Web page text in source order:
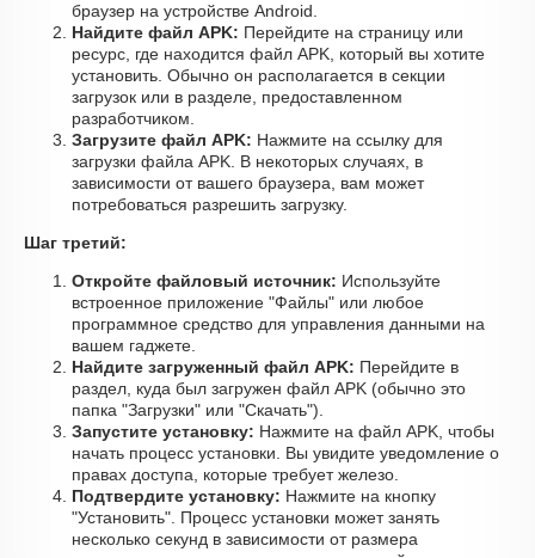
браузер на устройстве Android.
Найдите файл APK: Перейдите на страницу или
ресурс, где находится файл APK, который вы хотите
установить. Обычно он располагается в секции
загрузок или в разделе, предоставленном
разработчиком.
Загрузите файл APK: Нажмите на ссылку для
загрузки файла APK. В некоторых случаях, в
зависимости от вашего браузера, вам может
потребоваться разрешить загрузку.
Шаг третий:
Откройте файловый источник: Используйте
встроенное приложение "Файлы" или любое
программное средство для управления данными на
вашем гаджете.
Найдите загруженный файл APK: Перейдите в
раздел, куда был загружен файл APK (обычно это
папка "Загрузки" или "Скачать").
Запустите установку: Нажмите на файл APK, чтобы
начать процесс установки. Вы увидите уведомление о
правах доступа, которые требует железо.
Подтвердите установку: Нажмите на кнопку
"Установить". Процесс установки может занять
несколько секунд в зависимости от размера